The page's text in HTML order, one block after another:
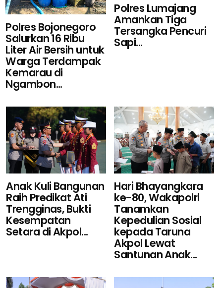
Polres Bojonegoro
Salurkan 16 Ribu
Liter Air Bersih untuk
Warga Terdampak
Kemarau di
Ngambon...
Polres Lumajang
Amankan Tiga
Tersangka Pencuri
Sapi...
Anak Kuli Bangunan
Raih Predikat Ati
Trengginas, Bukti
Kesempatan
Setara di Akpol...
Hari Bhayangkara
ke-80, Wakapolri
Tanamkan
Kepedulian Sosial
kepada Taruna
Akpol Lewat
Santunan Anak...